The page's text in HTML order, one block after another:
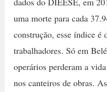
uma morte para cada
construção, esse índice é
trabalhadores. Só em
operários perderam a
nos canteiros de obras.